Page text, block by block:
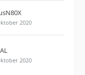
2020
2020